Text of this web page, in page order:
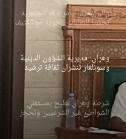
والي وهران يأمر برفع الجاهزية
تحسبا للتقلبات الجوية مع تكثيف
المتابعات الميدانية حفاظا على
البيئة
وهران: مديرية الشؤون الدينية
وسونلغاز تنشران ثقافة ترشيد
استهلاك الطاقة بالمساجد
شرطة وهران تطيح بمستغلي
الشواطئ غير الشرعيين وتحجز
عشرات الكراسي والطاولات
والشمسيات